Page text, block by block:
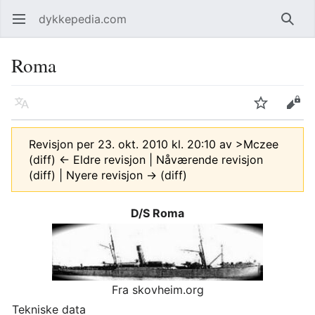
Åpne hovedmenyen dykkepedia.com Søk
Roma
Språk Overvåk Rediger
Revisjon per 23. okt. 2010 kl. 20:10 av >Mczee
(diff) ← Eldre revisjon | Nåværende revisjon
(diff) | Nyere revisjon → (diff)
D/S Roma
Fra skovheim.org
Tekniske data